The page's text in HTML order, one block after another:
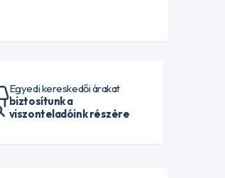
Egyedi kereskedői árakat
biztosítunk a
viszonteladóink részére